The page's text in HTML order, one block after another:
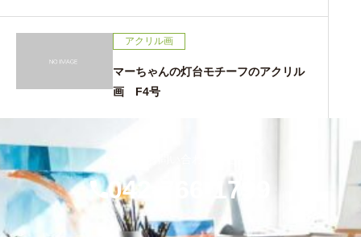
アクリル画
マーちゃんの灯台モチーフのアクリル
画 F4号
お気軽にお問い合わせください
042-766-1799